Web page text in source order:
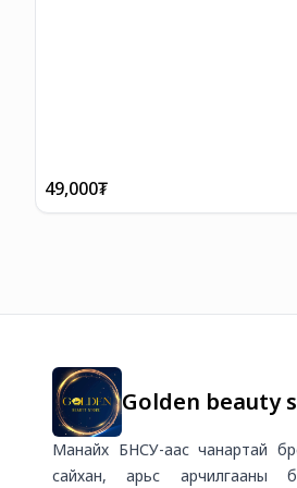
49,000₮
Golden beauty
Манайх БНСУ-аас чанартай
сайхан, арьс арчилгааны